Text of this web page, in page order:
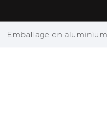
Emballage en aluminium